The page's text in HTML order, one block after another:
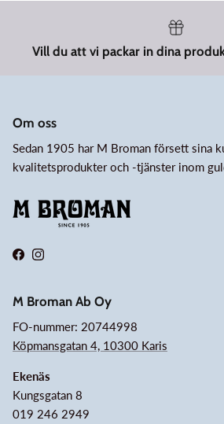
Vill du att vi packar in dina
Om oss
Sedan 1905 har M Broman försett sina
kvalitetsprodukter och -tjänster inom
FacebookInstagram
M Broman Ab Oy
FO-nummer: 20744998
Köpmansgatan 4, 10300 Karis
Ekenäs
Kungsgatan 8
019 246 2949